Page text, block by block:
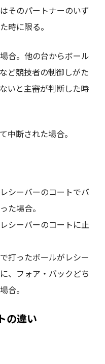
そのパートナーのいず
時に限る。
合。他の台からボール
ど競技者の制御しがた
いと主審が判断した時
中断された場合。
シーバーのコートでバ
た場合。
シーバーのコートに止
打ったボールがレシー
、フォア・バックどち
合。
の違い